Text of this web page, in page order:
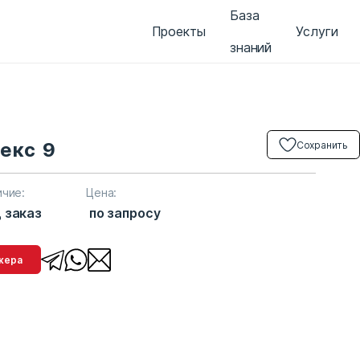
Проекты
База
знаний
Услуги
9
Цена:
по запросу
Сохранить